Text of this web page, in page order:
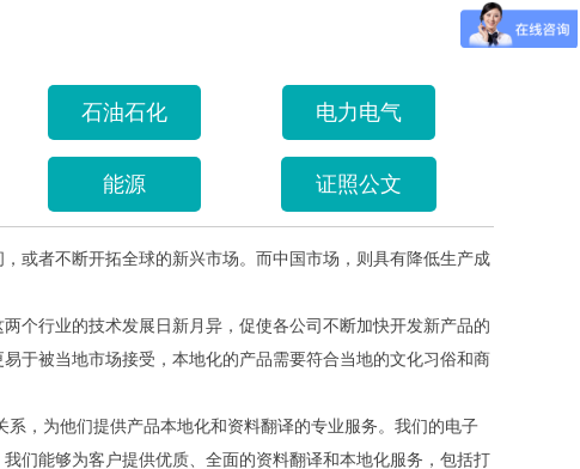
电力电气
石油石化
能源 证照公文
者不断开拓全球的新兴市场。而中国市场，则具有降低生产成
个行业的技术发展日新月异，促使各公司不断加快开发新产品的
于被当地市场接受，本地化的产品需要符合当地的文化习俗和商
，为他们提供产品本地化和资料翻译的专业服务。我们的电子
们能够为客户提供优质、全面的资料翻译和本地化服务，包括打